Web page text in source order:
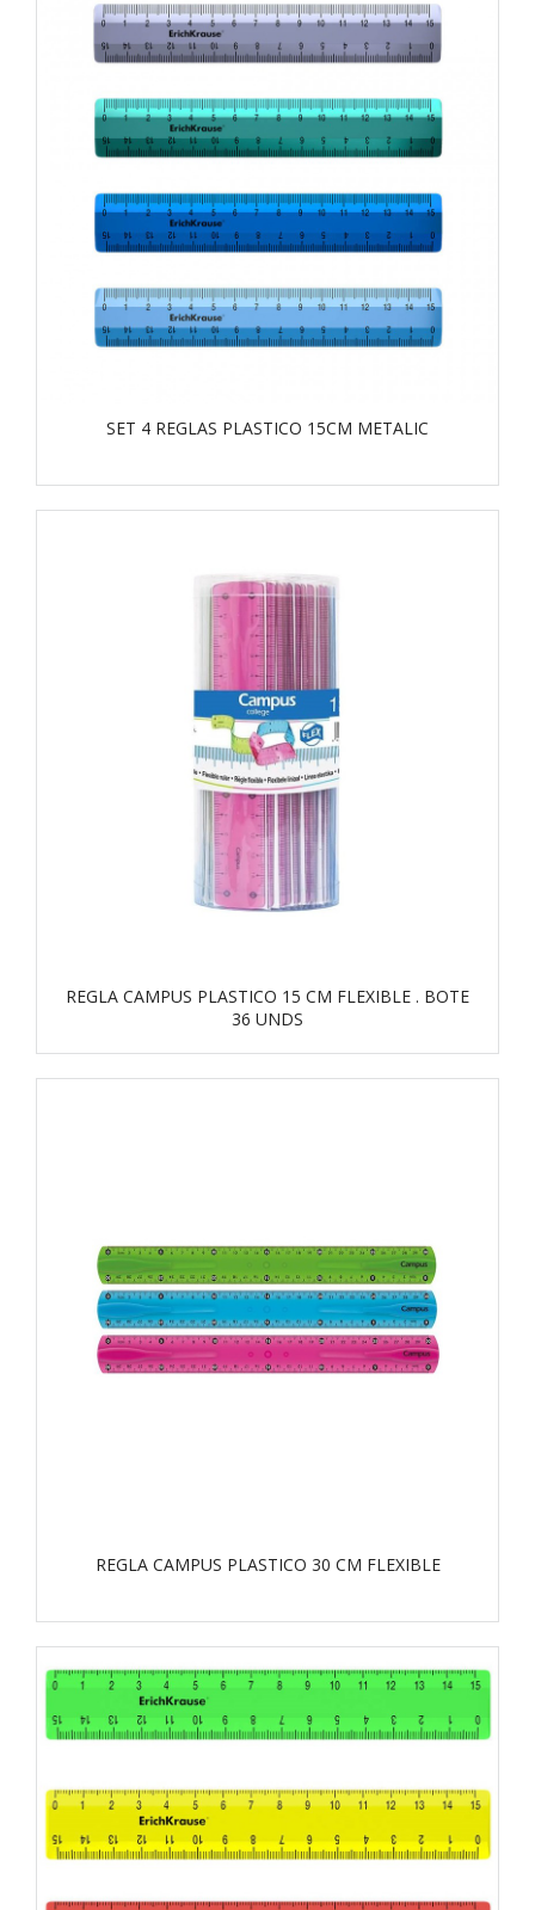
SET 4 REGLAS PLASTICO 15CM METALIC
REGLA CAMPUS PLASTICO 15 CM FLEXIBLE . BOTE
36 UNDS
REGLA CAMPUS PLASTICO 30 CM FLEXIBLE